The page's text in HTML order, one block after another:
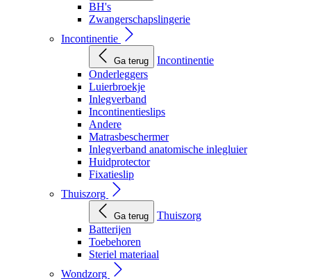
BH's
Zwangerschapslingerie
Incontinentie
Ga terug
Incontinentie
Onderleggers
Luierbroekje
Inlegverband
Incontinentieslips
Andere
Matrasbeschermer
Inlegverband anatomische inlegluier
Huidprotector
Fixatieslip
Thuiszorg
Ga terug
Thuiszorg
Batterijen
Toebehoren
Steriel materiaal
Wondzorg